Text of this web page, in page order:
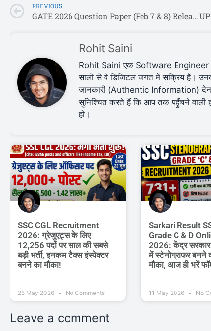
PREVIOUS
GATE 2026 Question Paper (Feb 7 & 8) Released: Download Answer Key & Memory Based PDF
Rohit Saini
Rohit Saini एक Software Engineer
सालों से वे डिजिटल जगत में सक्रिय हैं।
जानकारी (Authentic Information)
सुनिश्चित करते हैं कि आप तक पहुँचने वाली
हो।
SSC CGL Recruitment
2026: ग्रेजुएट्स के लिए
12,256 पदों पर साल की सबसे
बड़ी भर्ती, इनकम टैक्स इंस्पेक्टर
बनने का मौका!
25 May 2026 No Comments
Sarkari Result
Grade C & D
2026: केंद्र सरकार
में स्टेनोग्राफर बनने
मौका, आज ही भरें
11 May 2026 No
Leave a comment